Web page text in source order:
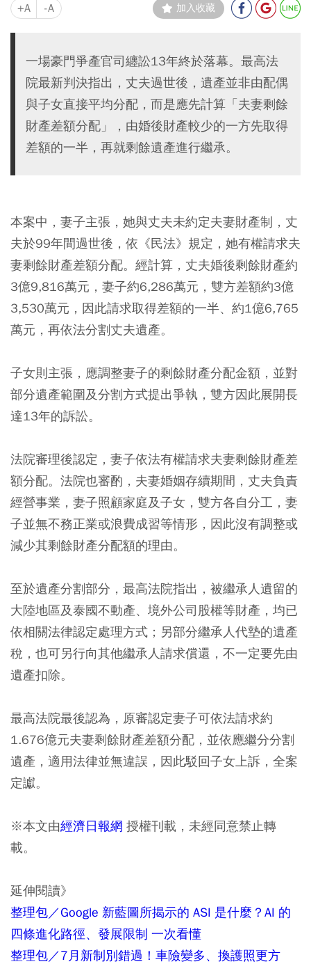
+A -A 加入收藏
一場豪門爭產官司纏訟13年終於落幕。最高法
院最新判決指出，丈夫過世後，遺產並非由配偶
與子女直接平均分配，而是應先計算「夫妻剩餘
財產差額分配」，由婚後財產較少的一方先取得
差額的一半，再就剩餘遺產進行繼承。
本案中，妻子主張，她與丈夫未約定夫妻財產制，丈
夫於99年間過世後，依《民法》規定，她有權請求夫
妻剩餘財產差額分配。經計算，丈夫婚後剩餘財產約
3億9,816萬元，妻子約6,286萬元，雙方差額約3億
3,530萬元，因此請求取得差額的一半、約1億6,765
萬元，再依法分割丈夫遺產。
子女則主張，應調整妻子的剩餘財產分配金額，並對
部分遺產範圍及分割方式提出爭執，雙方因此展開長
達13年的訴訟。
法院審理後認定，妻子依法有權請求夫妻剩餘財產差
額分配。法院也審酌，夫妻婚姻存續期間，丈夫負責
經營事業，妻子照顧家庭及子女，雙方各自分工，妻
子並無不務正業或浪費成習等情形，因此沒有調整或
減少其剩餘財產分配額的理由。
至於遺產分割部分，最高法院指出，被繼承人遺留的
大陸地區及泰國不動產、境外公司股權等財產，均已
依相關法律認定處理方式；另部分繼承人代墊的遺產
稅，也可另行向其他繼承人請求償還，不一定要先由
遺產扣除。
最高法院最後認為，原審認定妻子可依法請求約
1.676億元夫妻剩餘財產差額分配，並依應繼分分割
遺產，適用法律並無違誤，因此駁回子女上訴，全案
定讞。
※本文由經濟日報網 授權刊載，未經同意禁止轉
載。
延伸閱讀》
整理包／Google 新藍圖所揭示的 ASI 是什麼？AI 的
四條進化路徑、發展限制 一次看懂
整理包／7月新制別錯過！車險變多、換護照更方